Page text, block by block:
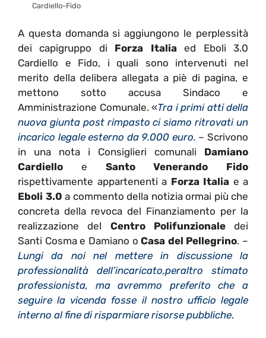
Cardiello-Fido
A questa domanda si aggiungono le perplessità
dei capigruppo di Forza Italiaed Eboli 3.0
Cardiello e Fido, i quali sono intervenuti nel
merito della delibera allegata a piè di pagina, e
mettono sotto accusa Sindaco e
Amministrazione Comunale. «Tra i primi atti della
nuova giunta post rimpasto ci siamo ritrovati un
incarico legale esterno da 9.000 euro. – Scrivono
in una nota i Consiglieri comunali Damiano
Cardiello e Santo Venerando Fido
rispettivamente appartenenti a Forza Italia e a
Eboli 3.0 a commento della notizia ormai più che
concreta della revoca del Finanziamento per la
realizzazione del Centro Polifunzionaledei
Santi Cosma e Damiano oCasa del Pellegrino. –
Lungi da noi nel mettere in discussione la
professionalità dell’incaricato,peraltro stimato
professionista, ma avremmo preferito che a
seguire la vicenda fosse il nostro ufficio legale
interno al fine di risparmiare risorse pubbliche.